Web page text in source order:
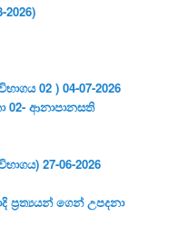
2026)
02 ) 04-07-2026
02- ආනාපානසති
27-06-2026
ප්‍ර‍ත්‍යයන් ගෙන් උපදනා